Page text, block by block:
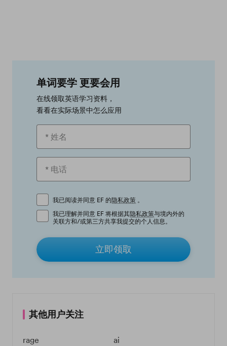
单词要学 更要会用
在线领取英语学习资料，
看看在实际场景中怎么应用
我已阅读并同意 EF 的隐私政策 。
我已理解并同意 EF 将根据其隐私政策与境内外的
关联方和/或第三方共享我提交的个人信息。
立即领取
其他用户关注
rage
ai